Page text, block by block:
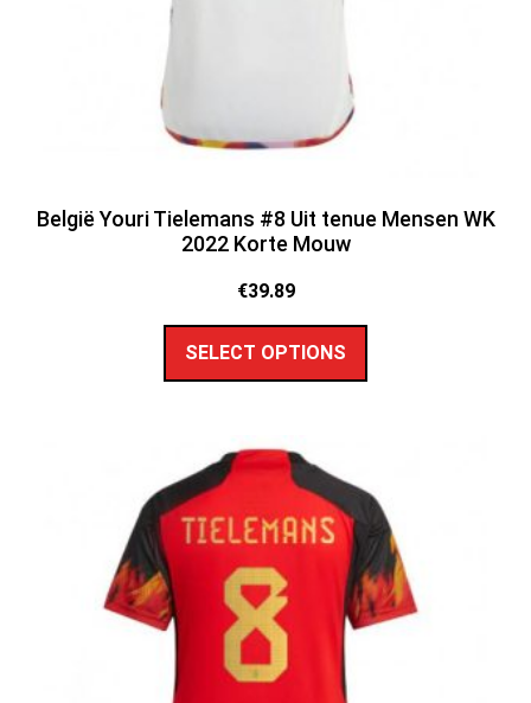
België Youri Tielemans #8 Uit tenue Mensen WK
2022 Korte Mouw
€39.89
SELECT OPTIONS